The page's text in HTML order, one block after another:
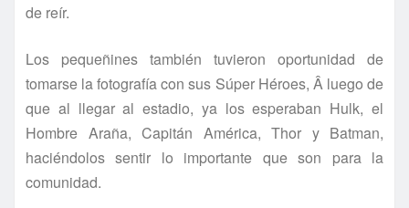
de reí­r.
Los pequeñines también tuvieron oportunidad de
tomarse la fotografí­a con sus Súper Héroes, Â luego de
que al llegar al estadio, ya los esperaban Hulk, el
Hombre Araña, Capitán América, Thor y Batman,
haciéndolos sentir lo importante que son para la
comunidad.